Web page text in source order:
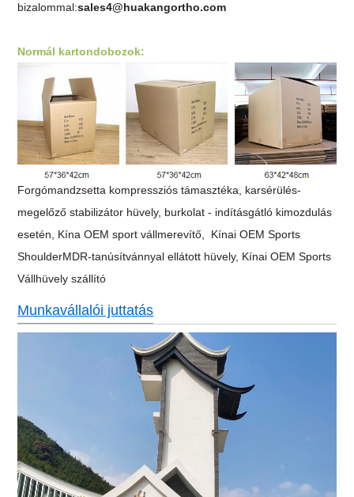
bizalommal:sales4@huakangortho.com
Normál kartondobozok:
Forgómandzsetta kompressziós támasztéka, karsérülés-
megelőző stabilizátor hüvely, burkolat - indításgátló kimozdulás
esetén, Kína OEM sport vállmerevítő,
Kínai OEM Sports
ShoulderMDR-tanúsítvánnyal ellátott hüvely, Kínai OEM Sports
Vállhüvely szállító
Munkavállalói juttatás